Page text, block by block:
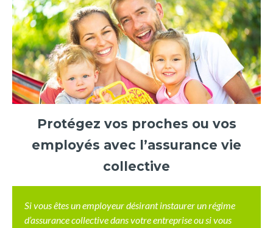
Protégez vos proches ou vos
employés avec l’assurance vie
collective
Si vous êtes un employeur désirant instaurer un régime
d’assurance collective dans votre entreprise ou si vous